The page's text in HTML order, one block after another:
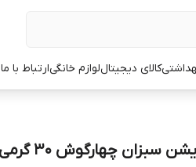
کالای دیجیتاللوازم خانگیارتباط با ما
سبزان چهارگوش 30 گرمی | کد 833